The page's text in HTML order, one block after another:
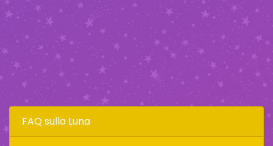
FAQ sulla Luna